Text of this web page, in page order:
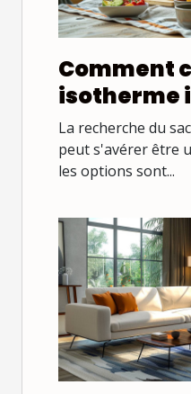
Comment
isotherme
chaque
La recherche du
peut s'avérer être
les options sont...